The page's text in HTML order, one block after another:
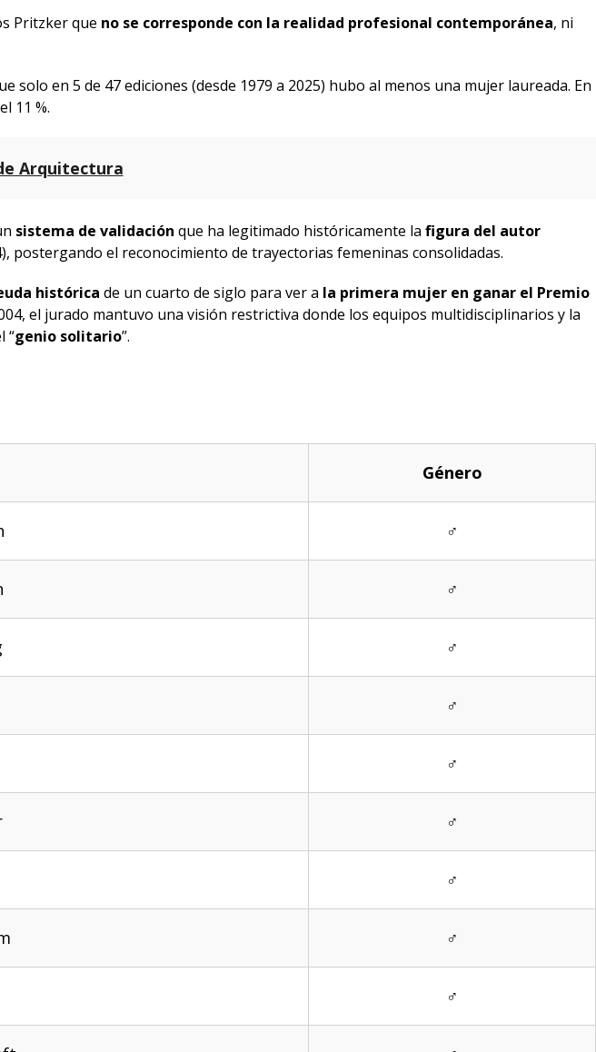
Pritzker que no se corresponde con la realidad profesional contemporánea, ni
solo en 5 de 47 ediciones (desde 1979 a 2025) hubo al menos una mujer laureada. En
11 %.
Arquitectura
sistema de validación que ha legitimado históricamente la figura del autor
postergando el reconocimiento de trayectorias femeninas consolidadas.
histórica de un cuarto de siglo para ver a la primera mujer en ganar el Premio
el jurado mantuvo una visión restrictiva donde los equipos multidisciplinarios y la
“genio solitario”.
Género
♂
♂
♂
♂
♂
♂
♂
♂
♂